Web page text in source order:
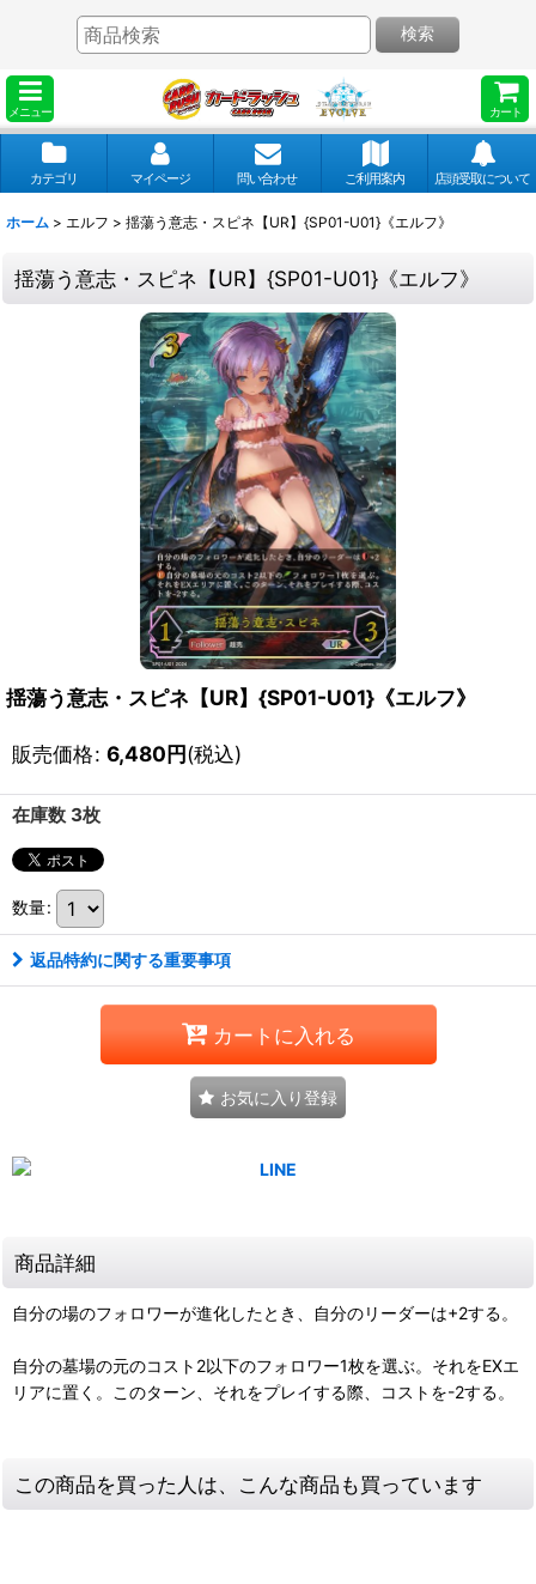
メニュー カート
検索
カテゴリ マイページ 問い合わせ ご利用案内 店頭受取について
ホーム > エルフ > 揺蕩う意志・スピネ【UR】{SP01-U01}《エルフ》
揺蕩う意志・スピネ【UR】{SP01-U01}《エルフ》
揺蕩う意志・スピネ【UR】{SP01-U01}《エルフ》
販売価格: 6,480円(税込)
在庫数 3枚
数量:
返品特約に関する重要事項
カートに入れる
お気に入り登録
商品詳細
自分の場のフォロワーが進化したとき、自分のリーダーは+2する。
自分の墓場の元のコスト2以下のフォロワー1枚を選ぶ。それをEXエ
リアに置く。このターン、それをプレイする際、コストを-2する。
この商品を買った人は、こんな商品も買っています